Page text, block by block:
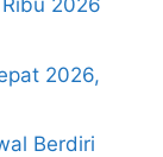
2026
2026,
Berdiri